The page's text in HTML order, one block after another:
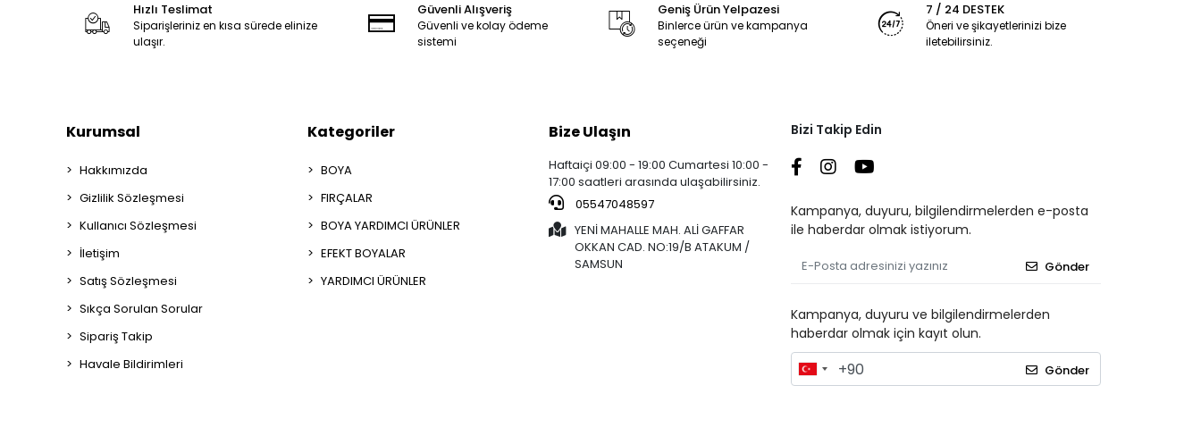
Hızlı Teslimat
Siparişleriniz en kısa sürede elinize
ulaşır.
Güvenli Alışveriş
Güvenli ve kolay ödeme
sistemi
Geniş Ürün Yelpazesi
Binlerce ürün ve kampanya
seçeneği
7 / 24 DESTEK
Öneri ve şikayetlerinizi bize
iletebilirsiniz.
Kurumsal
Hakkımızda
Gizlilik Sözleşmesi
Kullanıcı Sözleşmesi
İletişim
Satış Sözleşmesi
Sıkça Sorulan Sorular
Sipariş Takip
Havale Bildirimleri
Kategoriler
BOYA
FIRÇALAR
BOYA YARDIMCI ÜRÜNLER
EFEKT BOYALAR
YARDIMCI ÜRÜNLER
Bize Ulaşın
Haftaiçi 09:00 - 19:00 Cumartesi 10:00 -
17:00 saatleri arasında ulaşabilirsiniz.
05547048597
YENİ MAHALLE MAH. ALİ GAFFAR
OKKAN CAD. NO:19/B ATAKUM /
SAMSUN
Bizi Takip Edin
Kampanya, duyuru, bilgilendirmelerden e-posta
ile haberdar olmak istiyorum.
Gönder
Kampanya, duyuru ve bilgilendirmelerden
haberdar olmak için kayıt olun.
Gönder